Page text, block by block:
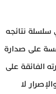
نتائجه
على صدارة
الفائقة على
لا